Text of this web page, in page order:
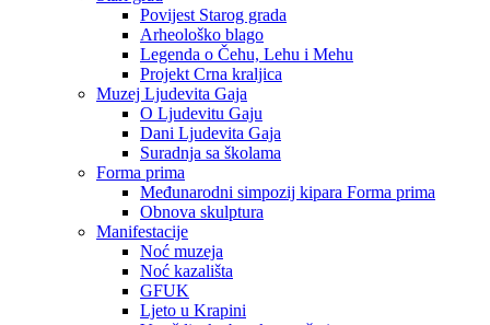
Povijest Starog grada
Arheološko blago
Legenda o Čehu, Lehu i Mehu
Projekt Crna kraljica
Muzej Ljudevita Gaja
O Ljudevitu Gaju
Dani Ljudevita Gaja
Suradnja sa školama
Forma prima
Međunarodni simpozij kipara Forma prima
Obnova skulptura
Manifestacije
Noć muzeja
Noć kazališta
GFUK
Ljeto u Krapini